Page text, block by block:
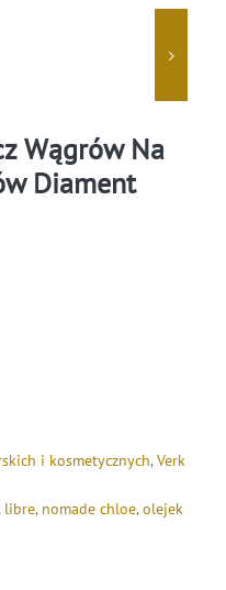
Wągrów Na
Diament
i kosmetycznych, Verk
libre, nomade chloe, olejek